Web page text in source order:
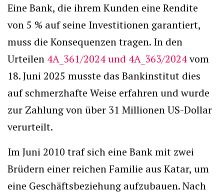
Eine Bank, die ihrem Kunden eine Rendite
von 5 % auf seine Investitionen garantiert,
muss die Konsequenzen tragen. In den
Urteilen 4A_361/2024 und 4A_363/2024vom
18. Juni 2025 musste das Bankinstitut dies
auf schmerzhafte Weise erfahren und wurde
zur Zahlung von über 31 Millionen US-Dollar
verurteilt.
Im Juni 2010 traf sich eine Bank mit zwei
Brüdern einer reichen Familie aus Katar, um
eine Geschäftsbeziehung aufzubauen. Nach